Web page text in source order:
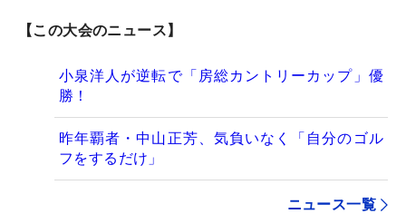
【この大会のニュース】
小泉洋人が逆転で「房総カントリーカップ」優
勝！
昨年覇者・中山正芳、気負いなく「自分のゴル
フをするだけ」
ニュース一覧